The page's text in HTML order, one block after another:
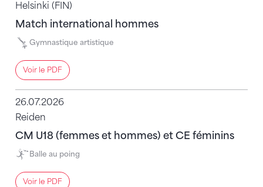
Helsinki (FIN)
Match international hommes
Gymnastique artistique
Voir le PDF
26.07.2026
Reiden
CM U18 (femmes et hommes) et CE féminins
Balle au poing
Voir le PDF